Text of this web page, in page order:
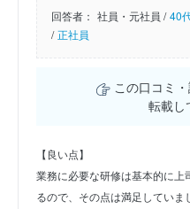
回答者： 社員・元社員 / 40
/ 正社員
この口コミ・
転載し
【良い点】
業務に必要な研修は基本的に上
るので、その点は満足していま